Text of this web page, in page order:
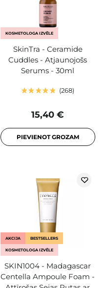
KOSMETOLOGA IZVĒLE
SkinTra - Ceramide
Cuddles - Atjaunojošs
Serums - 30ml
268
15,40 €
PIEVIENOT GROZAM
AKCIJA BESTSELLERS
KOSMETOLOGA IZVĒLE
SKIN1004 - Madagascar
Centella Ampoule Foam -